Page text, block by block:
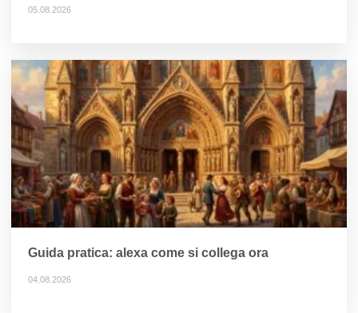
05.08.2026
Guida pratica: alexa come si collega ora
04.08.2026